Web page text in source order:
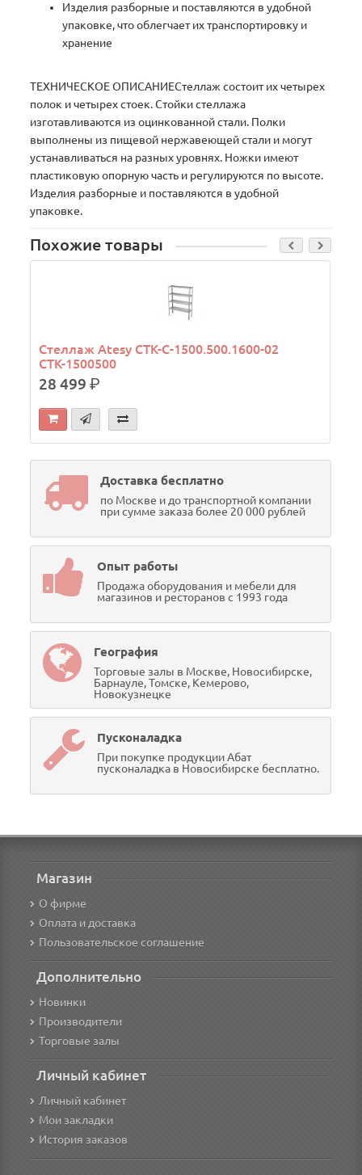
Изделия разборные и поставляются в удобной
упаковке, что облегчает их транспортировку и
хранение
ТЕХНИЧЕСКОЕ ОПИСАНИЕСтеллаж состоит их четырех
полок и четырех стоек. Стойки стеллажа
изготавливаются из оцинкованной стали. Полки
выполнены из пищевой нержавеющей стали и могут
устанавливаться на разных уровнях. Ножки имеют
пластиковую опорную часть и регулируются по высоте.
Изделия разборные и поставляются в удобной
упаковке.
Похожие товары
Стеллаж Atesy СТК-С-1500.500.1600-02
СТК-1500500
28 499р.
Доставка бесплатно
по Москве и до транспортной компании
при сумме заказа более 20 000 рублей
Опыт работы
Продажа оборудования и мебели для
магазинов и ресторанов с 1993 года
География
Торговые залы в Москве, Новосибирске,
Барнауле, Томске, Кемерово,
Новокузнецке
Пусконаладка
При покупке продукции Абат
пусконаладка в Новосибирске бесплатно.
Магазин
О фирме
Оплата и доставка
Пользовательское соглашение
Дополнительно
Новинки
Производители
Торговые залы
Личный кабинет
Личный кабинет
Мои закладки
История заказов